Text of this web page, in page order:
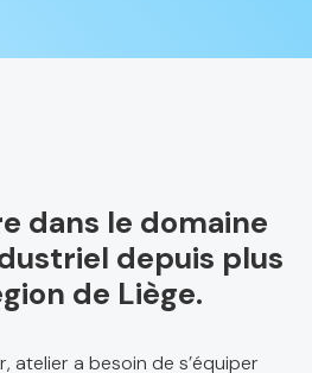
dans le domaine
depuis plus
de Liège.
atelier a besoin de s’équiper